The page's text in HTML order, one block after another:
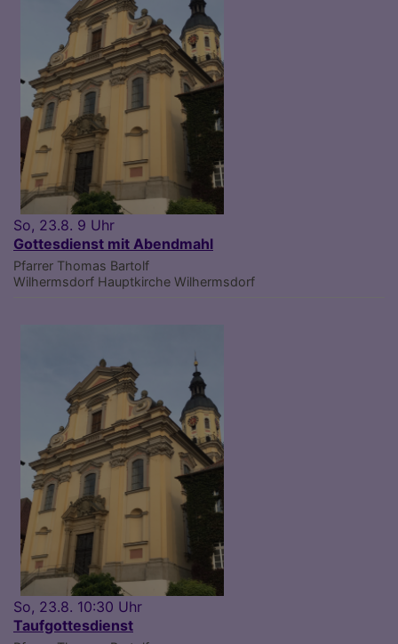
So, 23.8. 9 Uhr
Gottesdienst mit Abendmahl
Pfarrer Thomas Bartolf
Wilhermsdorf Hauptkirche Wilhermsdorf
So, 23.8. 10:30 Uhr
Taufgottesdienst